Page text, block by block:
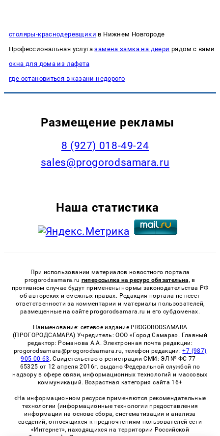
столяры-краснодеревщики в Нижнем Новгороде
Профессиональная услугазамена замка на двери рядом с вами
окна для дома из лафета
где остановиться в казани недорого
Размещение рекламы
8 (927) 018-49-24
sales@progorodsamara.ru
Наша статистика
При использовании материалов новостного портала
progorodsamara.ru гиперссылка на ресурс обязательна, в
противном случае будут применены нормы законодательства РФ
об авторских и смежных правах. Редакция портала не несет
ответственности за комментарии и материалы пользователей,
размещенные на сайте progorodsamara.ru и его субдоменах.
Наименование: сетевое издание PROGORODSAMARA
(ПРОГОРОДСАМАРА) Учредитель: ООО «Город Самара». Главный
редактор: Романова А.А. Электронная почта редакции:
progorodsamara@progorodsamara.ru, телефон редакции:+7 (987)
905-00-63 . Свидетельство о регистрации СМИ: ЭЛ № ФС 77 -
65325 от 12 апреля 2016г. выдано Федеральной службой по
надзору в сфере связи, информационных технологий и массовых
коммуникаций. Возрастная категория сайта 16+
«На информационном ресурсе применяются рекомендательные
технологии (информационные технологии предоставления
информации на основе сбора, систематизации и анализа
сведений, относящихся к предпочтениям пользователей сети
«Интернет», находящихся на территории Российской